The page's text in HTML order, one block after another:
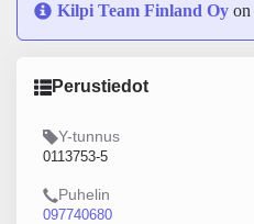
Kilpi Team Finland Oy on
Perustiedot
Y-tunnus
0113753-5
Puhelin
097740680